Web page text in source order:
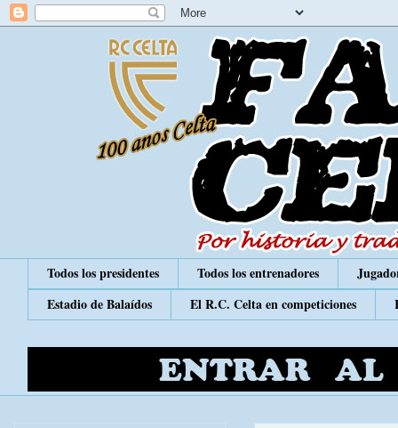
Todos los presidentes Todos los entrenadores
Estadio de Balaídos
El R.C. Celta en competiciones